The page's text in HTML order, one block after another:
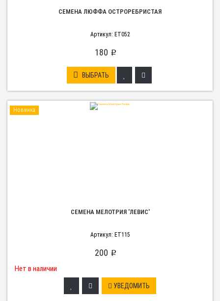
СЕМЕНА ЛЮФФА ОСТРОРЕБРИСТАЯ
Артикул: ET052
180 p
ВЫБРАТЬ
Новинка
СЕМЕНА МЕЛОТРИЯ 'ЛЕВИС'
Артикул: ET115
200 p
Нет в наличии
УВЕДОМИТЬ